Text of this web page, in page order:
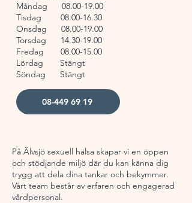
Måndag 08.00-19.00
Tisdag 08.00-16.30
Onsdag 08.00-19.00
Torsdag 14.30-19.00
Fredag 08.00-15.00
Lördag Stängt
Söndag Stängt
08-449 69 19
På Älvsjö sexuell hälsa skapar vi en öppen
och stödjande miljö där du kan känna dig
trygg att dela dina tankar och bekymmer.
Vårt team består av erfaren och engagerad
vårdpersonal.